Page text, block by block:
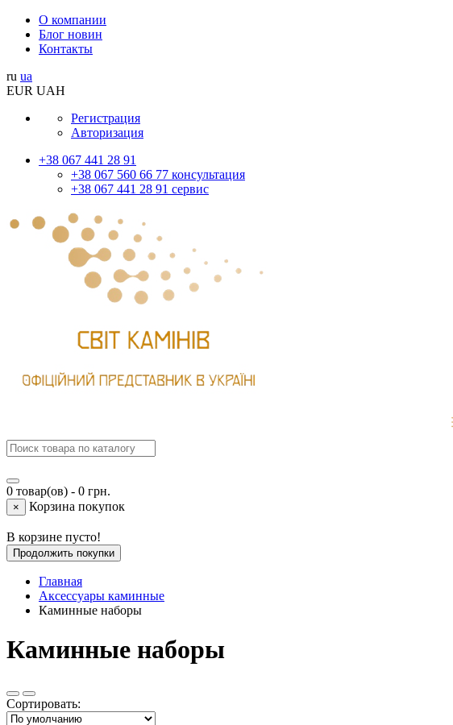
О компании
Блог новин
Контакты
ru ua
EUR UAH
Регистрация
Авторизация
+38 067 441 28 91
+38 067 560 66 77 консультация
+38 067 441 28 91 сервис
0 товар(ов) - 0 грн.
× Корзина покупок
В корзине пусто!
Продолжить покупки
Главная
Аксессуары каминные
Каминные наборы
Каминные наборы
Сортировать: